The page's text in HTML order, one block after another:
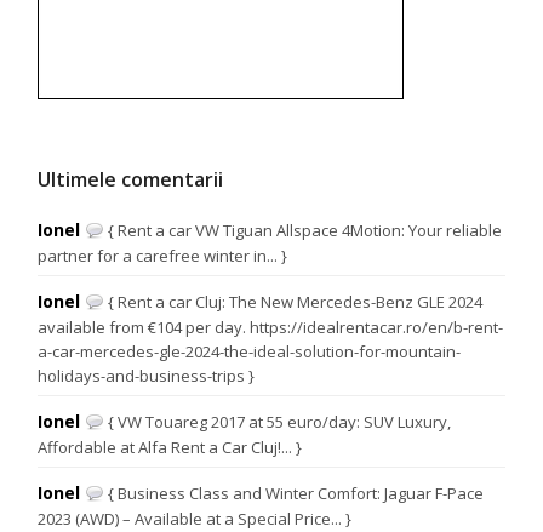
Ultimele comentarii
Ionel
{ Rent a car VW Tiguan Allspace 4Motion: Your reliable
partner for a carefree winter in... }
Ionel
{ Rent a car Cluj: The New Mercedes-Benz GLE 2024
available from €104 per day. https://idealrentacar.ro/en/b-rent-
a-car-mercedes-gle-2024-the-ideal-solution-for-mountain-
holidays-and-business-trips }
Ionel
{ VW Touareg 2017 at 55 euro/day: SUV Luxury,
Affordable at Alfa Rent a Car Cluj!... }
Ionel
{ Business Class and Winter Comfort: Jaguar F-Pace
2023 (AWD) – Available at a Special Price... }